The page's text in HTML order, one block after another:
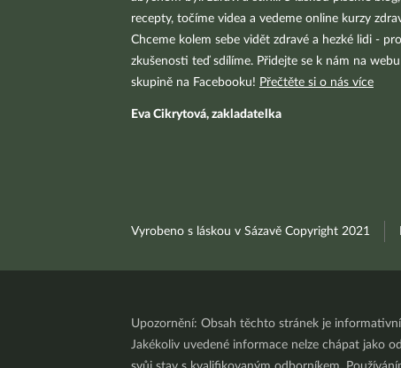
recepty, točíme videa a vedeme online kurzy
Chceme kolem sebe vidět zdravé a hezké lidi -
zkušenosti teď sdílíme. Přidejte se k nám na
skupině na Facebooku! Přečtěte si o nás více
Eva Cikrytová, zakladatelka
Vyrobeno s láskou v Sázavě Copyright 2021
Upozornění: Obsah těchto stránek je
Jakékoliv uvedené informace nelze chápat jako